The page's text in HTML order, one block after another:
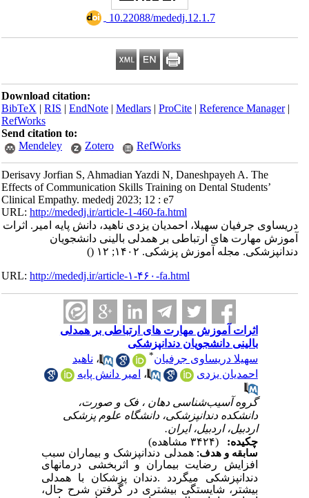
‎ 10.22088/mededj.12.1.7
Download citation:
BibTeX|RIS|EndNote|Medlars|ProCite|Reference Manager
RefWorks
Send citation to:
Mendeley
Zotero RefWorks
Derisavy Jorfian S, Ahmadian Yazdi N, Daneshpayeh A. The
Effects of Communication Skills Training on Dental Students’
Clinical Empathy. mededj 2023; 12 : e7
URL:http://mededj.ir/article-1-460-fa.html
دریساوی جرفیان سهیلا، احمدیان یزدی ناهید، دانش پایه امیر. اثرات
آموزش مهارت های ارتباطی بر همدلی بالینی دانشجویان
دندانپزشکی. مجله آموزش پزشکی. ۱۴۰۲; ۱۲
()
URL:http://mededj.ir/article-۱-۴۶۰-fa.html
اثرات آموزش مهارت های ارتباطی بر همدلی
بالینی دانشجویان دندانپزشکی
سهیلا دریساوی جرفیان * ،ناهید
احمدیان یزدی
،امیر دانش پایه
گروه آسیب‌شناسی دهان ، فک و صورت،
دانشکده دندانپزشکی، دانشگاه علوم پزشکی
اردبیل، اردبیل، ایران.
چکیده:
سابقه و هدف:همدلی دندانپزشک و بیماران سبب
افزایش رضایت بیماران و اثربخشی درمانهای
دندانپزشکی میگردد.
دندان پزشکان با همدلی
بیشتر، شایستگی بیشتری در گرفتن شرح حال،